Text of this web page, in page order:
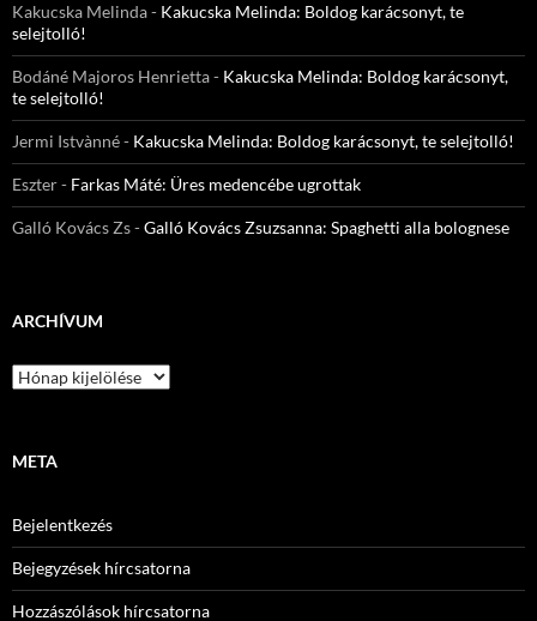
Kakucska Melinda- Kakucska Melinda: Boldog karácsonyt, te
selejtolló!
Bodáné Majoros Henrietta- Kakucska Melinda: Boldog karácsonyt,
te selejtolló!
Jermi Istvànné- Kakucska Melinda: Boldog karácsonyt, te selejtolló!
Eszter- Farkas Máté: Üres medencébe ugrottak
Galló Kovács Zs-Galló Kovács Zsuzsanna: Spaghetti alla bolognese
ARCHÍVUM
Archívum
META
Bejelentkezés
Bejegyzések hírcsatorna
Hozzászólások hírcsatorna